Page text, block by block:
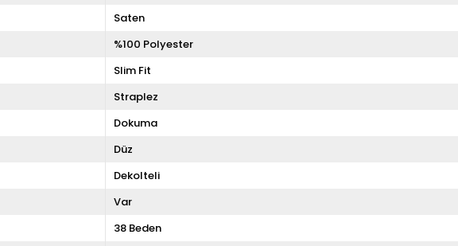
Saten
%100 Polyester
Slim Fit
Straplez
Dokuma
Düz
Dekolteli
Var
38 Beden